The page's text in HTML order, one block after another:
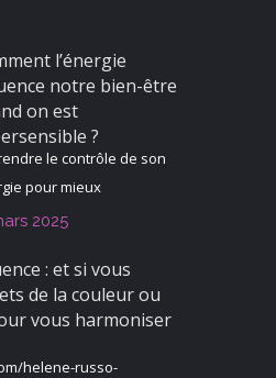
l’énergie
notre bien-être
on est
?
le contrôle de son
pour mieux
2025
: et si vous
de la couleur ou
vous harmoniser
helene-russo-